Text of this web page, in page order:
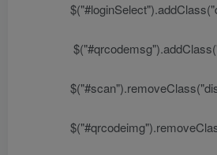
$("#loginSelect").addClass(
$("#qrcodemsg").addClass(
$("#scan").removeClass(
$("#qrcodeimg"